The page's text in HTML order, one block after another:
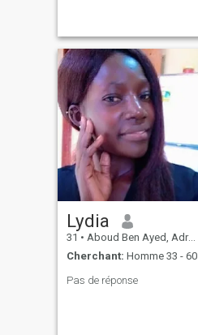
clever documentary, or ju
Lydia
31 • Aboud Ben Ayed, Adrar, Algérie
Cherchant: Homme 33 - 60
Pas de réponse